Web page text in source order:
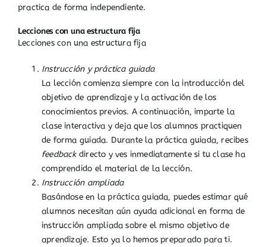
practica de forma independiente.
Lecciones con una estructura fija
Lecciones con una estructura fija
Instrucción y práctica guiada
La lección comienza siempre con la introducción del
objetivo de aprendizaje y la activación de los
conocimientos previos. A continuación, imparte la
clase interactiva y deja que los alumnos practiquen
de forma guiada. Durante la práctica guiada, recibes
feedbackdirecto y ves inmediatamente si tu clase ha
comprendido el material de la lección.
Instrucción ampliada
Basándose en la práctica guiada, puedes estimar qué
alumnos necesitan aún ayuda adicional en forma de
instrucción ampliada sobre el mismo objetivo de
aprendizaje. Esto ya lo hemos preparado para ti.